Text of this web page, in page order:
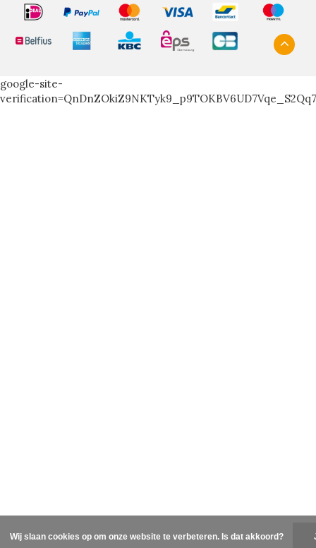
google-site-
Wij slaan cookies op om onze website te verbeteren. Is dat akkoord?